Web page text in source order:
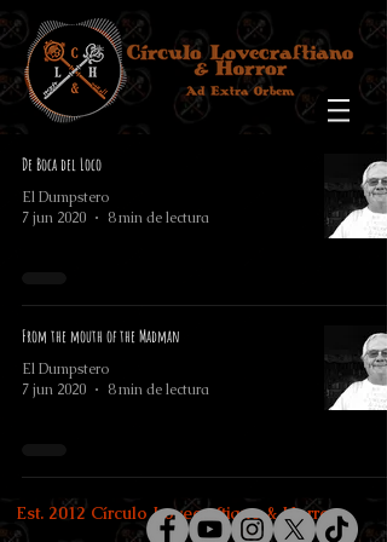
De Boca del Loco
El Dumpstero
7 jun 2020
8 min de lectura
From the mouth of the Madman
El Dumpstero
7 jun 2020
8 min de lectura
Est. 2012 Círculo Lovecraftiano & Horror